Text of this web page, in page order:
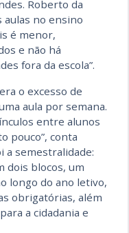
Roberto da
aulas no ensino
é menor,
e não há
fora da escola”.
o excesso de
aula por semana.
entre alunos
pouco”, conta
a semestralidade:
dois blocos, um
longo do ano letivo,
obrigatórias, além
a cidadania e